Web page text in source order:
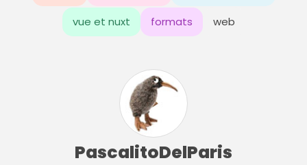
vue et nuxt formats web
PascalitoDelParis